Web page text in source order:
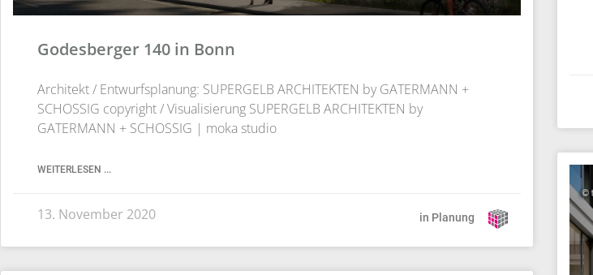
in Planung
Godesberger 140 in Bonn
Architekt / Entwurfsplanung: SUPERGELB ARCHITEKTEN by GATERMANN +
SCHOSSIG copyright / Visualisierung SUPERGELB ARCHITEKTEN by
GATERMANN + SCHOSSIG | moka studio
WEITERLESEN ...
13. November 2020